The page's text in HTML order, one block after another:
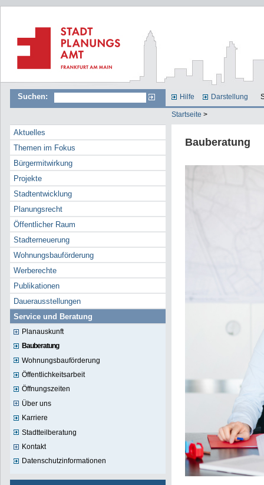
Suchen: Hilfe Darstellung
Startseite >
Aktuelles
Themen im Fokus
Bürgermitwirkung
Projekte
Stadtentwicklung
Planungsrecht
Öffentlicher Raum
Stadterneuerung
Wohnungsbauförderung
Werberechte
Publikationen
Dauerausstellungen
Service und Beratung
Planauskunft
Bauberatung
Wohnungsbauförderung
Öffentlichkeitsarbeit
Öffnungszeiten
Über uns
Karriere
Stadtteilberatung
Kontakt
Datenschutzinformationen
Bauberatung